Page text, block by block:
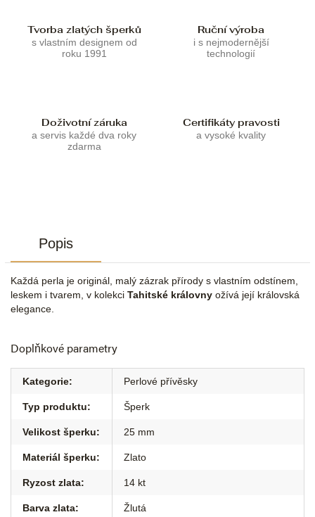
Tvorba zlatých šperků
s vlastním designem od
roku 1991
Ruční výroba
i s nejmodernější
technologií
Doživotní záruka
a servis každé dva roky
zdarma
Certifikáty pravosti
a vysoké kvality
Popis
Každá perla je originál, malý zázrak přírody s vlastním odstínem,
leskem i tvarem, v kolekci Tahitské královny ožívá její královská
elegance.
Doplňkové parametry
Kategorie: Perlové přívěsky
Typ produktu: Šperk
Velikost šperku: 25 mm
Materiál šperku: Zlato
Ryzost zlata: 14 kt
Barva zlata: Žlutá